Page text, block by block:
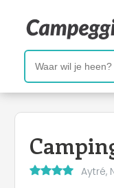
Aytré,